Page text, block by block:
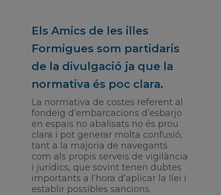
Els Amics de les illes
Formigues som partidaris
de la divulgació ja que la
normativa és poc clara.
La normativa de costes referent al
fondeig d’embarcacions d’esbarjo
en espais no abalisats no és prou
clara i pot generar molta confusió,
tant a la majoria de navegants
com als propis serveis de vigilància
i jurídics, que sovint tenen dubtes
importants a l’hora d’aplicar la llei i
establir possibles sancions.